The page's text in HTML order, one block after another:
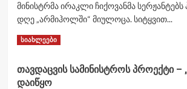
დაიღუპა
მინისტრმა ირაკლი ჩიქოვანმა
დღე „არმიჰოლში“ მიულოცა. სიტყვით...
Read MoreRead
ირაკლი
სიახლეები
თავდაცვის სამინისტროს პროექტი –
დაიწყო